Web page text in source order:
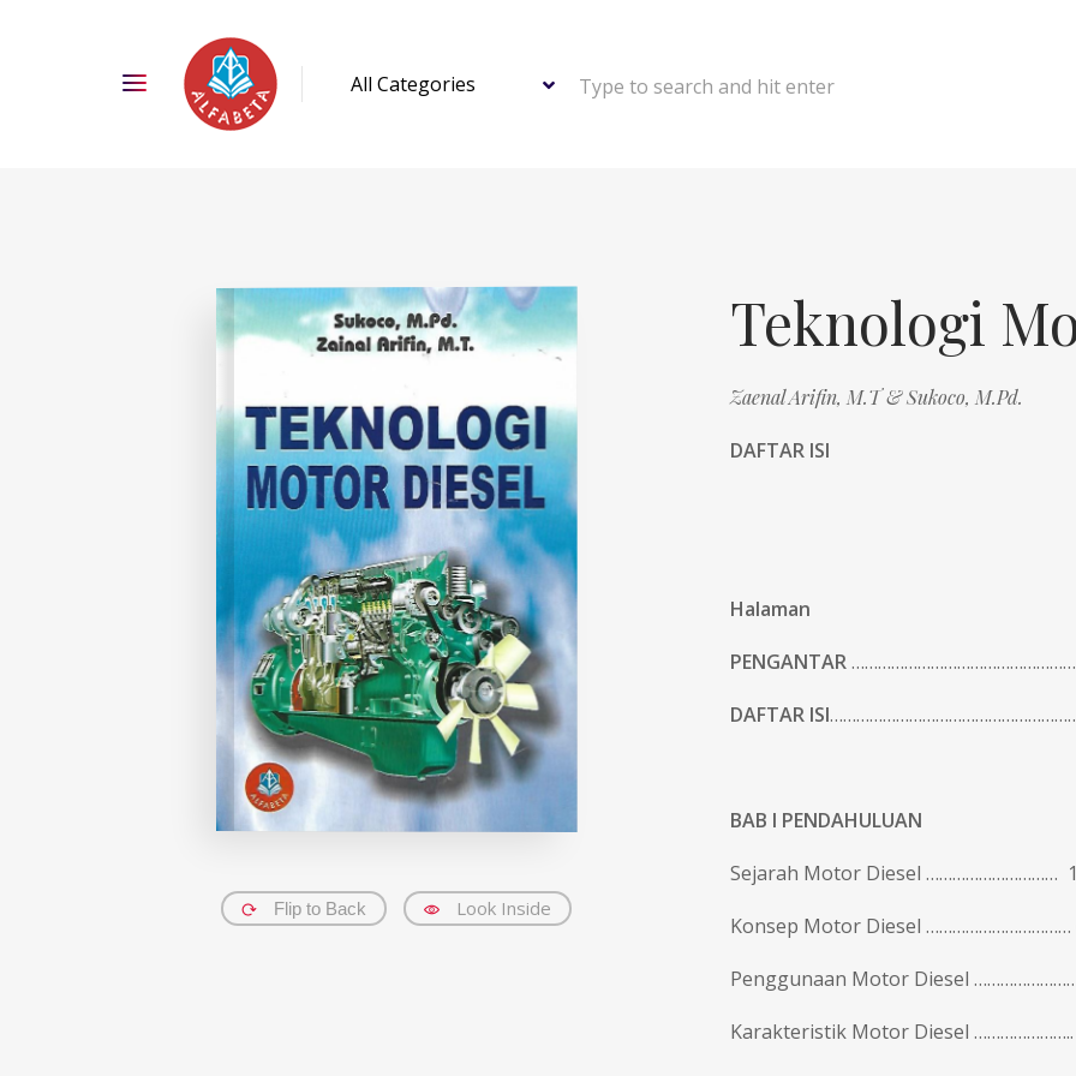
Type to search and hit enter
Flip to Back Look Inside
Teknologi
Zaenal Arifin, M.T & Sukoco, M.Pd.
DAFTAR ISI
Halaman
PENGANTAR
DAFTAR ISI
BAB I PENDAHULUAN
Sejarah Motor Diesel ………………………… 1
Konsep Motor Diesel ……………………………
Penggunaan Motor Diesel
Karakteristik Motor Diesel …………………..